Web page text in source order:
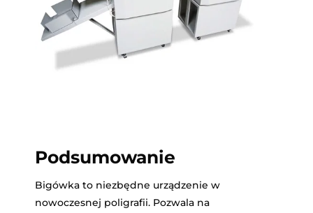
Podsumowanie
Bigówka to niezbędne urządzenie w
nowoczesnej poligrafii. Pozwala na